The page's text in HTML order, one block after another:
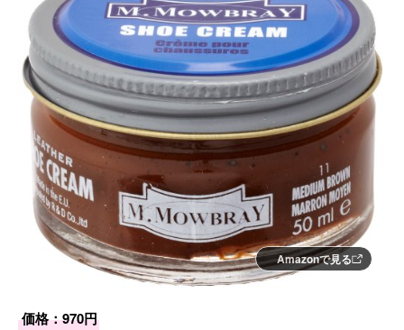
Amazonで見る
価格：970円